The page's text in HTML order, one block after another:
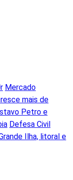
Mercado
mais de
Petro e
Defesa Civil
Ilha, litoral e